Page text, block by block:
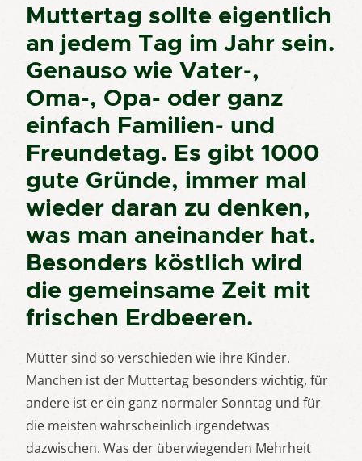
Muttertag sollte eigentlich
an jedem Tag im Jahr sein.
Genauso wie Vater-,
Oma-, Opa- oder ganz
einfach Familien- und
Freundetag. Es gibt 1000
gute Gründe, immer mal
wieder daran zu denken,
was man aneinander hat.
Besonders köstlich wird
die gemeinsame Zeit mit
frischen Erdbeeren.
Mütter sind so verschieden wie ihre Kinder.
Manchen ist der Muttertag besonders wichtig, für
andere ist er ein ganz normaler Sonntag und für
die meisten wahrscheinlich irgendetwas
dazwischen. Was der überwiegenden Mehrheit